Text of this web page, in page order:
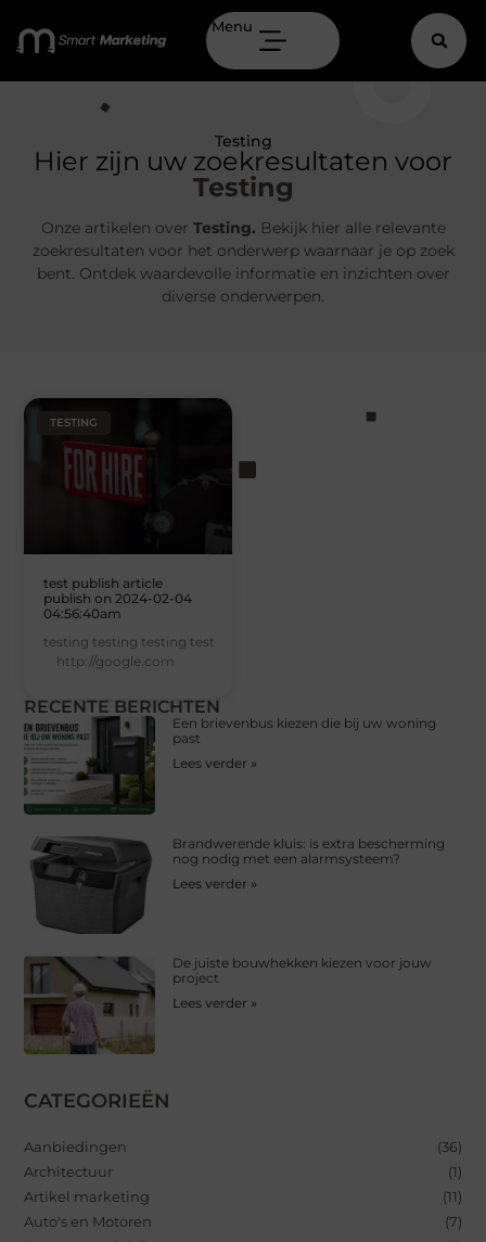
Menu
Testing
Hier zijn uw zoekresultaten voor
Testing
Onze artikelen over Testing. Bekijk hier alle relevante
zoekresultaten voor het onderwerp waarnaar je op zoek
bent. Ontdek waardevolle informatie en inzichten over
diverse onderwerpen.
TESTING
test publish article
publish on 2024-02-04
04:56:40am
testing testing testing test
http://google.com
RECENTE BERICHTEN
Een brievenbus kiezen die bij uw woning
past
Lees verder »
Brandwerende kluis: is extra bescherming
nog nodig met een alarmsysteem?
Lees verder »
De juiste bouwhekken kiezen voor jouw
project
Lees verder »
CATEGORIEËN
Aanbiedingen
(36)
Architectuur
(1)
Artikel marketing
(11)
Auto's en Motoren
(7)